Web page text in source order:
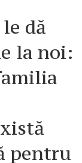
dă
la noi:
pentru